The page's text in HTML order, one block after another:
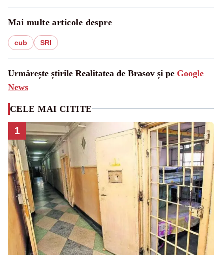
Mai multe articole despre
cub SRI
Urmărește știrile Realitatea de Brasov și pe Google
News
CELE MAI CITITE
1